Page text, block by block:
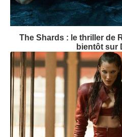
The Shards : le thriller de
bientôt sur